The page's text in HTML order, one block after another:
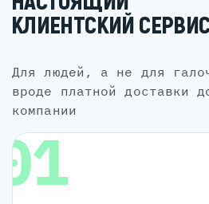
КЛИЕНТСКИЙ СЕРВИС
для людей, а не для галочки: без мелочей
вроде платной доставки
компании